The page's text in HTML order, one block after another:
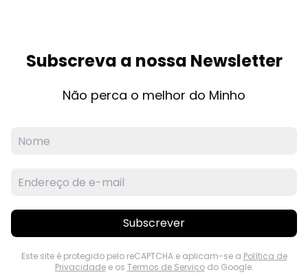
Subscreva a nossa Newsletter
Não perca o melhor do Minho
Subscrever
Este site é protegido pelo reCAPTCHA e aplicam-se a Política de
Privacidadee os Termos de Serviçodo Google.